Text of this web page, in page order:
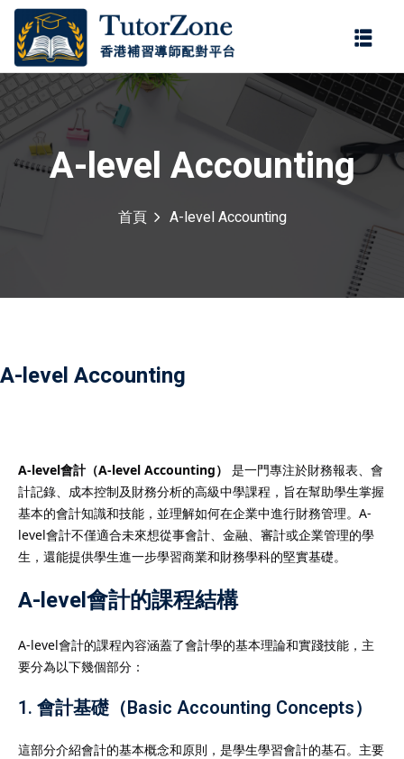
A-level Accounting
首頁 A-level Accounting
A-level Accounting
A-level會計（A-level Accounting）
是一門專注於財務報表、會
計記錄、成本控制及財務分析的高級中學課程，旨在幫助學生掌握
基本的會計知識和技能，並理解如何在企業中進行財務管理。A-
level會計不僅適合未來想從事會計、金融、審計或企業管理的學
生，還能提供學生進一步學習商業和財務學科的堅實基礎。
A-level會計的課程結構
A-level會計的課程內容涵蓋了會計學的基本理論和實踐技能，主
要分為以下幾個部分：
1. 會計基礎（Basic Accounting Concepts）
這部分介紹會計的基本概念和原則，是學生學習會計的基石。主要
登錄